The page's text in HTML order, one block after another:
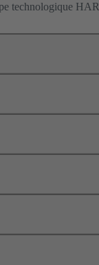
technologique